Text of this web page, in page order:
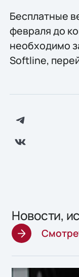
Бесплатные
февраля до
необходимо
Softline,
Новости,